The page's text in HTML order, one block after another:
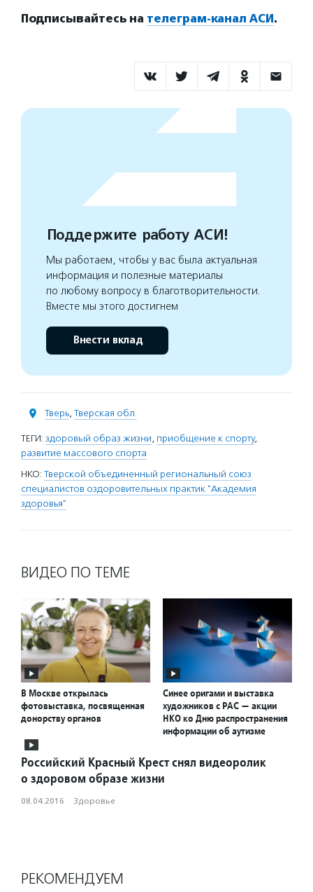
Подписывайтесь на телеграм-канал АСИ.
Поддержите работу АСИ!
Мы работаем, чтобы у вас была актуальная
информация и полезные материалы
по любому вопросу в благотворительности.
Вместе мы этого достигнем
Внести вклад
Тверь, Тверская обл.
ТЕГИ: здоровый образ жизни, приобщение к спорту,
развитие массового спорта
НКО: Тверской объединенный региональный союз
специалистов оздоровительных практик "Академия
здоровья"
ВИДЕО ПО ТЕМЕ
В Москве открылась
фотовыставка, посвященная
донорству органов
Синее оригами и выставка
художников с РАС — акции
НКО ко Дню распространения
информации об аутизме
Российский Красный Крест снял видеоролик
о здоровом образе жизни
08.04.2016 · Здоровье
РЕКОМЕНДУЕМ